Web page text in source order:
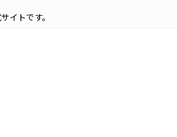
イトです。